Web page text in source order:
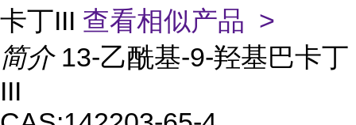
卡丁III 查看相似产品 >
简介 13-乙酰基-9-羟基巴卡丁
III